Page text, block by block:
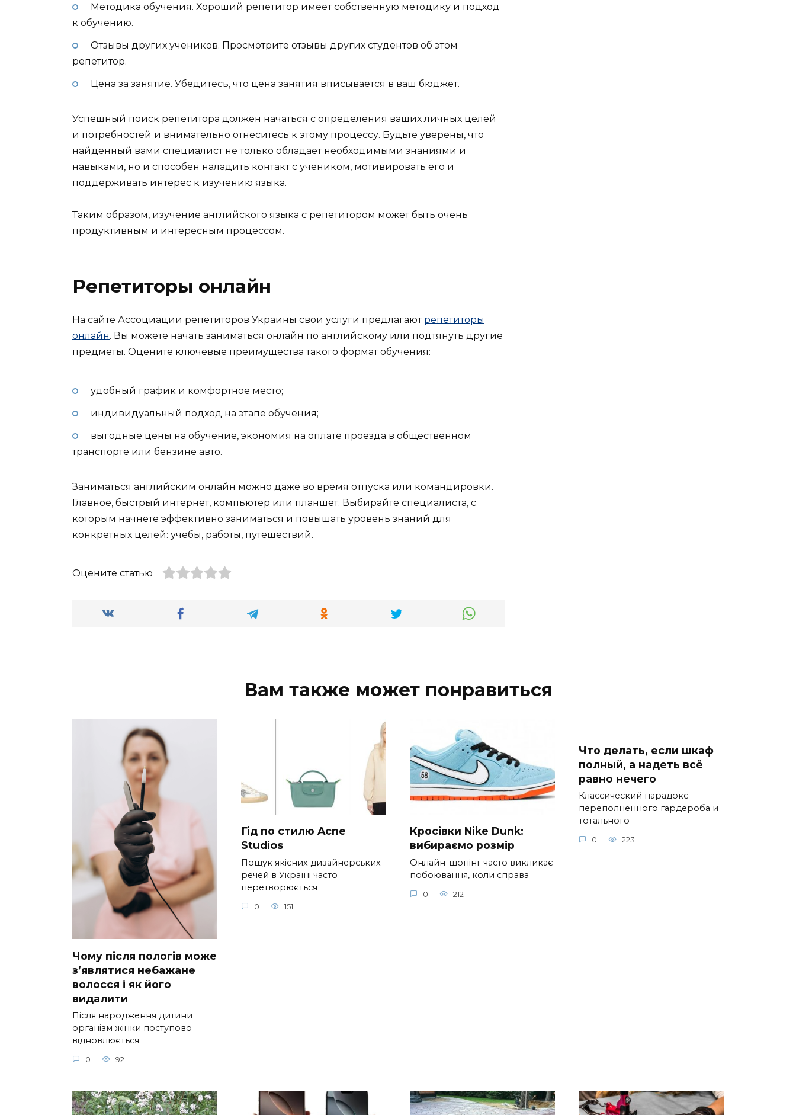
Методика обучения. Хороший репетитор имеет собственную методику и подход
к обучению.
Отзывы других учеников. Просмотрите отзывы других студентов об этом
репетитор.
Цена за занятие. Убедитесь, что цена занятия вписывается в ваш бюджет.
Успешный поиск репетитора должен начаться с определения ваших личных целей
и потребностей и внимательно отнеситесь к этому процессу. Будьте уверены, что
найденный вами специалист не только обладает необходимыми знаниями и
навыками, но и способен наладить контакт с учеником, мотивировать его и
поддерживать интерес к изучению языка.
Таким образом, изучение английского языка с репетитором может быть очень
продуктивным и интересным процессом.
Репетиторы онлайн
На сайте Ассоциации репетиторов Украины свои услуги предлагают репетиторы
онлайн. Вы можете начать заниматься онлайн по английскому или подтянуть другие
предметы. Оцените ключевые преимущества такого формат обучения:
удобный график и комфортное место;
индивидуальный подход на этапе обучения;
выгодные цены на обучение, экономия на оплате проезда в общественном
транспорте или бензине авто.
Заниматься английским онлайн можно даже во время отпуска или командировки.
Главное, быстрый интернет, компьютер или планшет. Выбирайте специалиста, с
которым начнете эффективно заниматься и повышать уровень знаний для
конкретных целей: учебы, работы, путешествий.
Оцените статью
Вам также может понравиться
Чому після пологів може
з’являтися небажане
волосся і як його
видалити
Після народження дитини
організм жінки поступово
відновлюється.
0 92
Гід по стилю Acne
Studios
Пошук якісних дизайнерських
речей в Україні часто
перетворюється
0 151
Кросівки Nike Dunk:
вибираємо розмір
Онлайн-шопінг часто викликає
побоювання, коли справа
0 212
Что делать, если шкаф
полный, а надеть всё
равно нечего
Классический парадокс
переполненного гардероба и
тотального
0 223